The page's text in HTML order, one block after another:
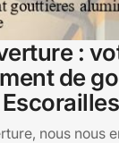
:
de
nous nous